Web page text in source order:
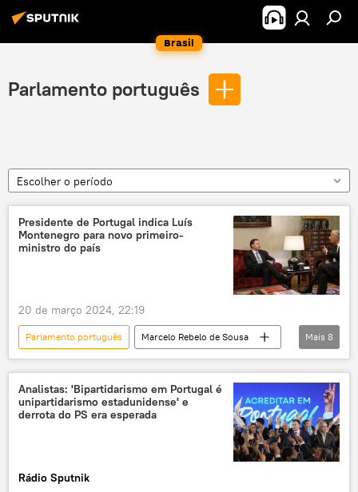
Brasil
Parlamento português
Escolher o período
Presidente de Portugal indica Luís
Montenegro para novo primeiro-
ministro do país
20 de março 2024, 22:19
Parlamento português
Marcelo Rebelo de Sousa
PSD
Aliança Democrática
Partido Social Democrata
Portugal
eleições
primeiro-ministro
António Costa
Mais 8
Analistas: 'Bipartidarismo em Portugal é
unipartidarismo estadunidense' e
derrota do PS era esperada
Rádio Sputnik